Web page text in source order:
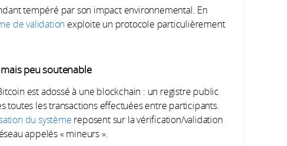
tempéré par son impact environnemental. En
de validation exploite un protocole particulièrement
peu soutenable
est adossé à une blockchain : un registre public
toutes les transactions effectuées entre participants.
du système reposent sur la vérification/validation
appelés « mineurs ».